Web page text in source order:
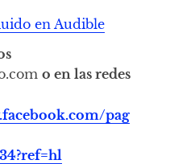
en Audible
o en las redes
pag